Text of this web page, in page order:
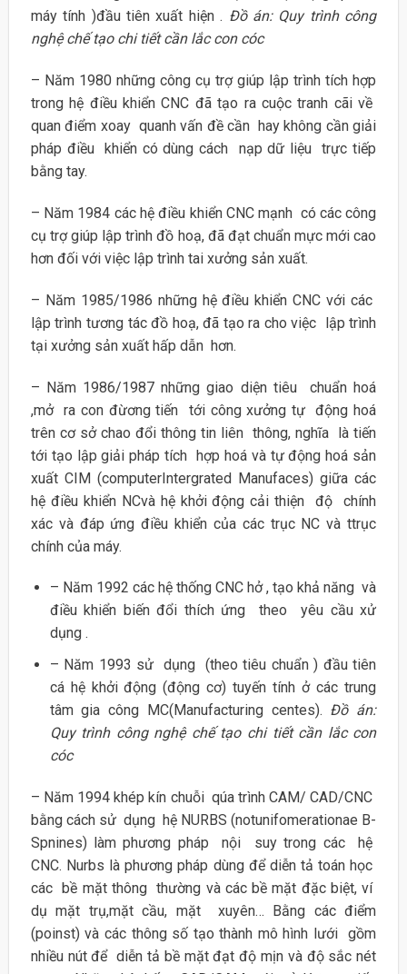
máy tính )đầu tiên xuất hiện . Đồ án: Quy trình công
nghệ chế tạo chi tiết cần lắc con cóc
– Năm 1980 những công cụ trợ giúp lập trình tích hợp
trong hệ điều khiển CNC đã tạo ra cuộc tranh cãi về
quan điểm xoay quanh vấn đề cần hay không cần giải
pháp điều khiển có dùng cách nạp dữ liệu trực tiếp
bằng tay.
– Năm 1984 các hệ điều khiển CNC mạnh có các công
cụ trợ giúp lập trình đồ hoạ, đã đạt chuẩn mực mới cao
hơn đối với việc lập trình tai xưởng sản xuất.
– Năm 1985/1986 những hệ điều khiển CNC với các
lập trình tương tác đồ hoạ, đã tạo ra cho việc lập trình
tại xưởng sản xuất hấp dẫn hơn.
– Năm 1986/1987 những giao diện tiêu chuẩn hoá
,mở ra con đừơng tiến tới công xưởng tự động hoá
trên cơ sở chao đổi thông tin liên thông, nghĩa là tiến
tới tạo lập giải pháp tích hợp hoá và tự động hoá sản
xuất CIM (computerIntergrated Manufaces) giữa các
hệ điều khiển NCvà hệ khởi động cải thiện độ chính
xác và đáp ứng điều khiển của các trục NC và ttrục
chính của máy.
– Năm 1992 các hệ thống CNC hở , tạo khả năng và
điều khiển biến đổi thích ứng theo yêu cầu xử
dụng .
– Năm 1993 sử dụng (theo tiêu chuẩn ) đầu tiên
cá hệ khởi động (động cơ) tuyến tính ở các trung
tâm gia công MC(Manufacturing centes). Đồ án:
Quy trình công nghệ chế tạo chi tiết cần lắc con
cóc
– Năm 1994 khép kín chuỗi qúa trình CAM/ CAD/CNC
bằng cách sử dụng hệ NURBS (notunifomerationae B-
Spnines) làm phương pháp nội suy trong các hệ
CNC. Nurbs là phương pháp dùng để diễn tả toán học
các bề mặt thông thường và các bề mặt đặc biệt, ví
dụ mặt trụ,mặt cầu, mặt xuyên… Bằng các điểm
(poinst) và các thông số tạo thành mô hình lưới gồm
nhiều nút để diễn tả bề mặt đạt độ mịn và độ sắc nét